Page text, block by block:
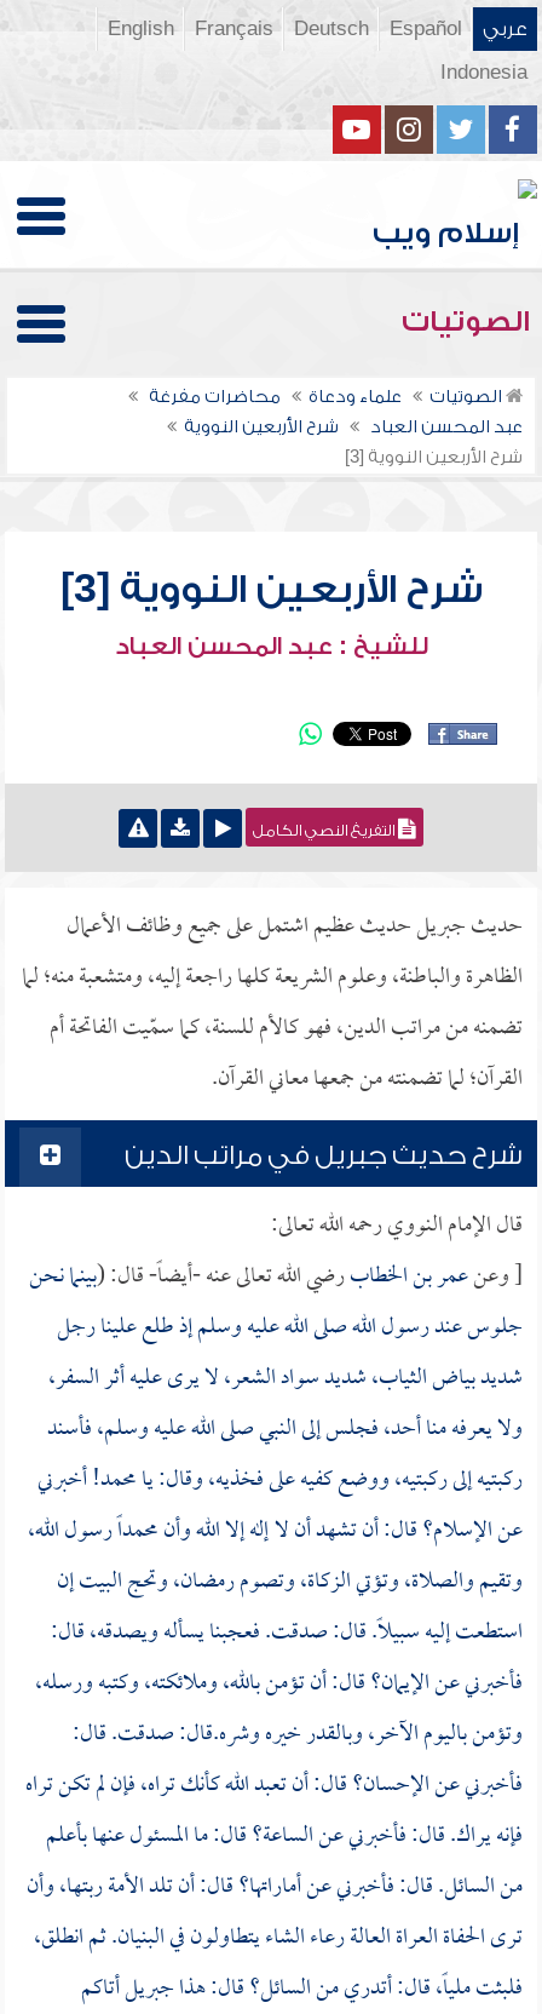
عربي Español
Deutsch
Français
English
Indonesia
الصوتيات
الصوتيات علماء ودعاة
محاضرات مفرغة
عبد المحسن العباد
شرح الأربعين النووية
شرح الأربعين النووية [3]
شرح الأربعين النووية [3]
للشيخ : عبد المحسن العباد
التفريغ النصي الكامل
حديث جبريل حديث عظيم اشتمل على جميع وظائف الأعمال
الظاهرة والباطنة، وعلوم الشريعة كلها راجعة إليه، ومتشعبة منه؛ لما
تضمنه من مراتب الدين، فهو كالأم للسنة، كما سمّيت الفاتحة أم
القرآن؛ لما تضمنته من جمعها معاني القرآن.
شرح حديث جبريل في مراتب الدين
قال الإمام النووي رحمه الله تعالى:
[ وعنعمر بن الخطابرضي الله تعالى عنه -أيضاً- قال: (بينما نحن
جلوس عند رسول الله صلى الله عليه وسلم إذ طلع علينا رجل
شديد بياض الثياب، شديد سواد الشعر، لا يرى عليه أثر السفر،
ولا يعرفه منا أحد، فجلس إلى النبي صلى الله عليه وسلم، فأسند
ركبتيه إلى ركبتيه، ووضع كفيه على فخذيه، وقال: يا محمد! أخبرني
عن الإسلام؟ قال: أن تشهد أن لا إله إلا الله وأن محمداً رسول الله،
وتقيم والصلاة، وتؤتي الزكاة، وتصوم رمضان، وتحج البيت إن
استطعت إليه سبيلاً. قال: صدقت. فعجبنا يسأله ويصدقه، قال:
فأخبرني عن الإيمان؟ قال: أن تؤمن بالله، وملائكته، وكتبه ورسله،
وتؤمن باليوم الآخر، وبالقدر خيره وشره.قال: صدقت. قال:
فأخبرني عن الإحسان؟ قال: أن تعبد الله كأنك تراه، فإن لم تكن تراه
فإنه يراك. قال: فأخبرني عن الساعة؟ قال: ما المسئول عنها بأعلم
من السائل. قال: فأخبرني عن أماراتها؟ قال: أن تلد الأمة ربتها، وأن
ترى الحفاة العراة العالة رعاء الشاء يتطاولون في البنيان. ثم انطلق،
فلبثت ملياً، قال: أتدري من السائل؟ قال: هذا جبريل أتاكم